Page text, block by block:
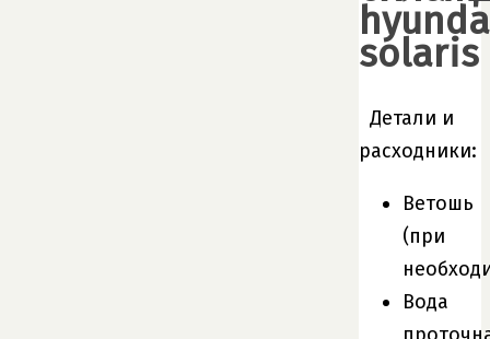
solaris
Детали и
расходники:
Ветошь
(при
Вода